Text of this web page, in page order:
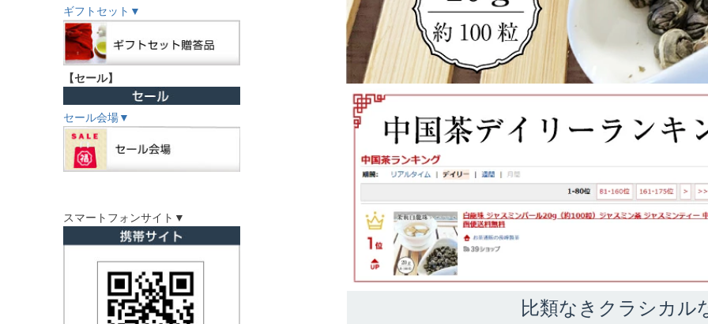
ギフトセット▼
【セール】
セール会場▼
スマートフォンサイト▼
比類なきクラシカル